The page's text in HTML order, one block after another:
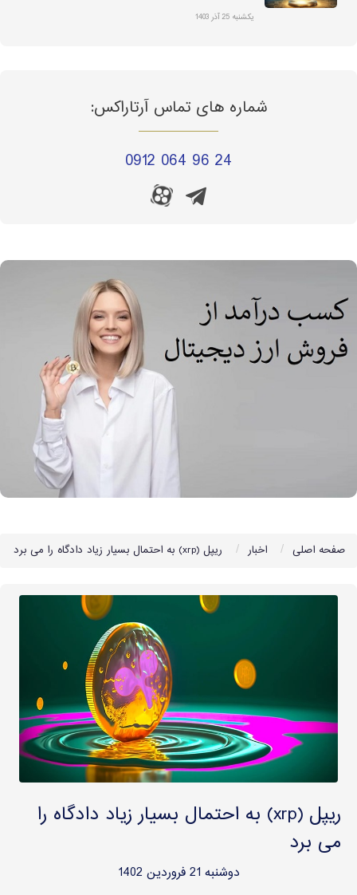
یکشنبه 25 آذر 1403
شماره های تماس آرتاراکس:
0912 064 96 24
صفحه اصلی اخبار ریپل (xrp) به احتمال بسیار زیاد دادگاه را می برد
ریپل (xrp) به احتمال بسیار زیاد دادگاه را
می برد
دوشنبه 21 فروردین 1402